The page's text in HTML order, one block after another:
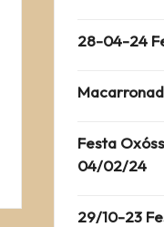
28-04-24
Festa
04/02/24
29/10-23